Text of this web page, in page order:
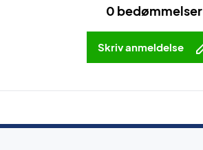
0 bedømmelser
Skriv anmeldelse